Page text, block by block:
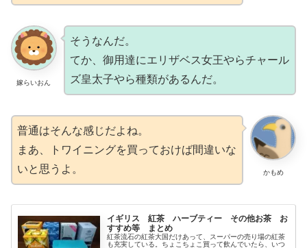
嫁らいおん
そうなんだ。
てか、御用達にエリザベス女王やらチャール
ズ皇太子やら種類があるんだ。
かもめ
普通はそんな感じだよね。
まあ、トワイニングを買っておけば間違いな
いと思うよ。
イギリス 紅茶 ハーブティー その他お茶 お
すすめ等 まとめ
紅茶流石の紅茶大国だけあって、スーパーの売り場の紅茶
も充実している。ちょこちょこ買って飲んでいたら、いつ